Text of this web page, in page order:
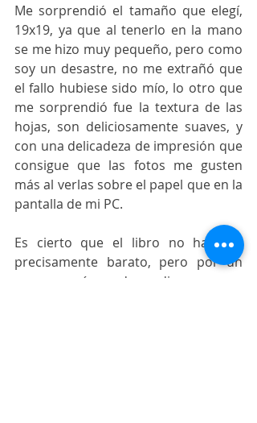
Me sorprendió el tamaño que elegí,
19x19, ya que al tenerlo en la mano
se me hizo muy pequeño, pero como
soy un desastre, no me extrañó que
el fallo hubiese sido mío, lo otro que
me sorprendió fue la textura de las
hojas, son deliciosamente suaves, y
con una delicadeza de impresión que
consigue que las fotos me gusten
más al verlas sobre el papel que en la
pantalla de mi PC.
Es cierto que el libro no ha sido
precisamente barato, pero por un
poco más de dinero, no